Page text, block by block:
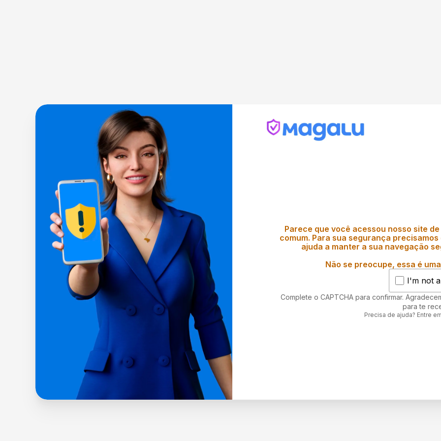
Parece que você acessou nosso site
comum. Para sua segurança
ajuda a manter a sua navegação
Não se preocupe, essa é
I'm not
Complete o CAPTCHA para confirmar.
para te
Precisa de ajuda? Entre